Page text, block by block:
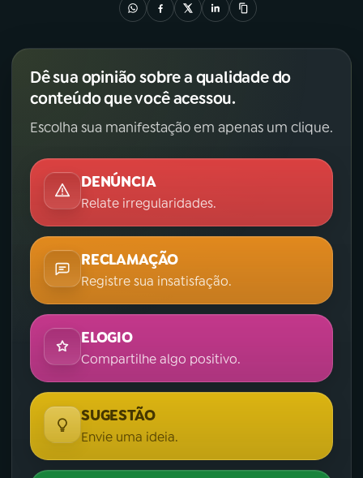
Dê sua opinião sobre a qualidade do
conteúdo que você acessou.
Escolha sua manifestação em apenas um clique.
DENÚNCIA
Relate irregularidades.
RECLAMAÇÃO
Registre sua insatisfação.
ELOGIO
Compartilhe algo positivo.
SUGESTÃO
Envie uma ideia.